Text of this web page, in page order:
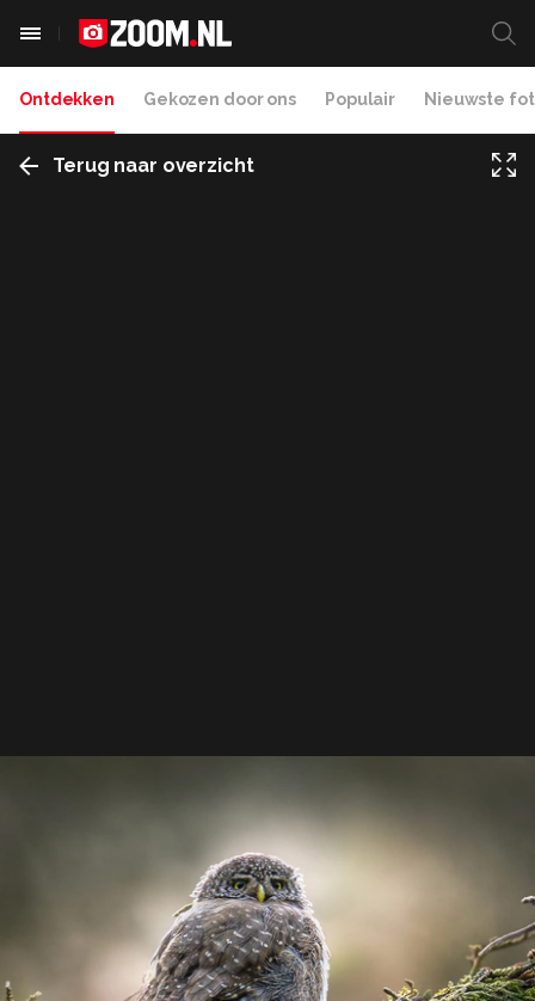
Ontdekken Gekozen door ons Populair Nieuwste
Terug naar overzicht